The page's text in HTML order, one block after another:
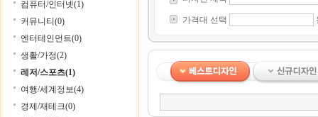
컴퓨터/인터넷(1)
커뮤니티(0)
엔터테인먼트(0)
생활/가정(2)
레저/스포츠(1)
여행/세계정보(4)
경제/재테크(0)
가격대 선택